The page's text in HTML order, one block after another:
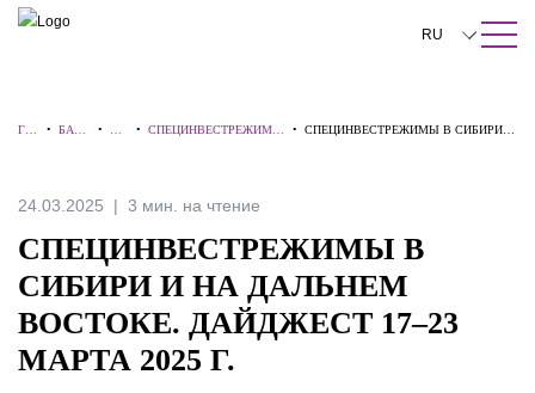
ПОИСК ПО САЙТУ Закрыть
RU
中文
Español
ГЛ
•БАЗА
• • СПЕЦИНВЕСТРЕЖИМЫ
• СПЕЦИНВЕСТРЕЖИМЫ В СИБИРИ И
24.03.2025 3 мин. на чтение
СПЕЦИНВЕСТРЕЖИМЫ В
СИБИРИ И НА ДАЛЬНЕМ
ВОСТОКЕ. ДАЙДЖЕСТ 17–23
МАРТА 2025 Г.